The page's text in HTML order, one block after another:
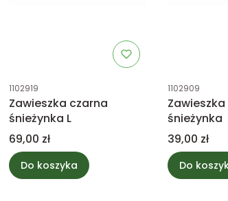
Kod produktu
1102919
Zawieszka czarna
śnieżynka L
Cena
69,00 zł
Do koszyka
Kod produktu
1102909
śnieżynka
Cena
39,00 zł
Do